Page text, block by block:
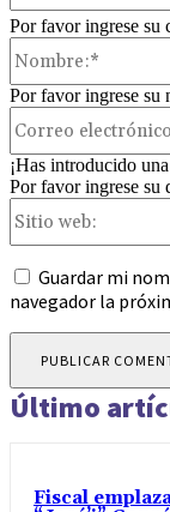
Por favor ingrese su
Por favor ingrese su
¡Has introducido
Por favor ingrese su
Guardar mi
navegador la
Último
Fiscal